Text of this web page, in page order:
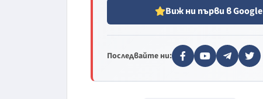
Виж ни първи в Google
Последвайте ни: